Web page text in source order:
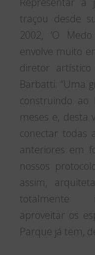
traçou desde
2002, ‘O
envolve muito
diretor
Barbatti: “Uma
construindo
meses e, desta
conectar todas
anteriores em
nossos
assim,
totalmente
aproveitar os
Parque já tem,